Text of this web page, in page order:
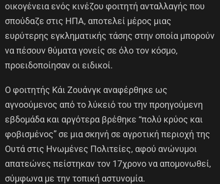
οικογένεια ενός κινέζου φοιτητή ανταλλαγής που
σπούδαζε στις ΗΠΑ, αποτελεί μέρος μιας
ευρύτερης εγκληματικής τάσης στην οποία μπορούν
να πέσουν θύματα γονείς σε όλο τον κόσμο,
προειδοποίησαν οι ειδικοί.
Ο φοιτητής Κάι Ζουάνγκ αναφέρθηκε ως
αγνοούμενος από το λύκειό του την προηγούμενη
εβδομάδα και αργότερα βρέθηκε “πολύ κρύος και
φοβισμένος” σε μια σκηνή σε αγροτική περιοχή της
Ουτά στις Ηνωμένες Πολιτείες, αφού ανώνυμοι
απατεώνες πείστηκαν τον 17χρονο να απομονωθεί,
σύμφωνα με την τοπική αστυνομία.